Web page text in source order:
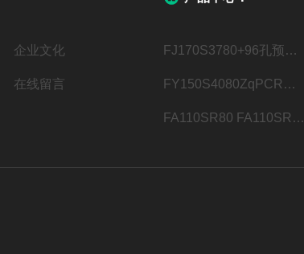
企业文化
在线留言
FJ170S3780+96孔预开孔穿刺膜“+”开口
FY150S4080ZqPCR荧光定量压敏膜 手柄双虚线，可撕边
FA110SR80 FA110SR115110μm铝箔热封膜 卷膜